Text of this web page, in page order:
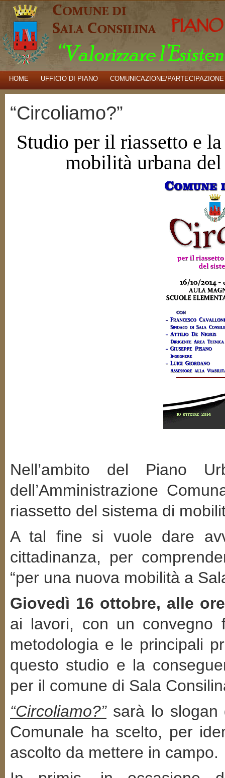
HOME UFFICIO DI PIANO COMUNICAZIONE/PARTECIPAZIONE
“Circoliamo?”
Studio per il riassetto e
mobilità urbana
Nell’ambito del Piano
dell’Amministrazione
riassetto del sistema di
A tal fine si vuole dare
cittadinanza, per
“per una nuova mobilità a
Giovedì 16 ottobre, alle
ai lavori, con un convegno
metodologia e le principali
questo studio e la
per il comune di Sala
“Circoliamo?”sarà lo slogan
Comunale ha scelto, per
ascolto da mettere in campo.